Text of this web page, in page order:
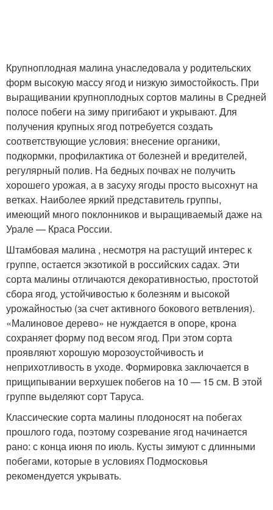
Крупноплодная малина унаследовала у родительских
форм высокую массу ягод и низкую зимостойкость. При
выращивании крупноплодных сортов малины в Средней
полосе побеги на зиму пригибают и укрывают. Для
получения крупных ягод потребуется создать
соответствующие условия: внесение органики,
подкормки, профилактика от болезней и вредителей,
регулярный полив. На бедных почвах не получить
хорошего урожая, а в засуху ягоды просто высохнут на
ветках. Наиболее яркий представитель группы,
имеющий много поклонников и выращиваемый даже на
Урале — Краса России.
Штамбовая малина , несмотря на растущий интерес к
группе, остается экзотикой в российских садах. Эти
сорта малины отличаются декоративностью, простотой
сбора ягод, устойчивостью к болезням и высокой
урожайностью (за счет активного бокового ветвления).
«Малиновое дерево» не нуждается в опоре, крона
сохраняет форму под весом ягод. При этом сорта
проявляют хорошую морозоустойчивость и
неприхотливость в уходе. Формировка заключается в
прищипывании верхушек побегов на 10 — 15 см. В этой
группе выделяют сорт Таруса.
Классические сорта малины плодоносят на побегах
прошлого года, поэтому созревание ягод начинается
рано: с конца июня по июль. Кусты зимуют с длинными
побегами, которые в условиях Подмосковья
рекомендуется укрывать.